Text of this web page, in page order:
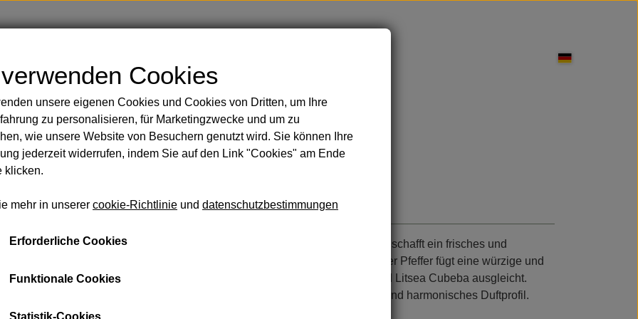
Rasur
und Körper
Öle
Handbemalte Duschvorhänge Körperpflege
und Taschen
Handtücher
Seife und Shampoo Lakritz und Leckereien
Schwarzer Pfeffer
€ 10,04
Die Duftkombination aus Zitrone, Litsea Cubeba und schwarzem Pfeffer schafft ein frisches und
würziges Erlebnis, das sowohl belebend als auch komplex ist. Schwarzer Pfeffer fügt eine würzige und
warme Note hinzu, die die frischen und süßen Elemente von Zitrone und Litsea Cubeba ausgleicht.
Durch die Kombination dieser drei Duftstoffe entsteht ein dynamisches und harmonisches Duftprofil.
Cookies
unsere eigenen Cookies und Cookies von Dritten, um Ihre
zu personalisieren, für Marketingzwecke und um zu
wie unsere Website von Besuchern genutzt wird. Sie können Ihre
jederzeit widerrufen, indem Sie auf den Link "Cookies" am Ende
klicken.
mehr in unserer cookie-Richtlinie und datenschutzbestimmungen
Erforderliche Cookies
Funktionale Cookies
Statistik-Cookies